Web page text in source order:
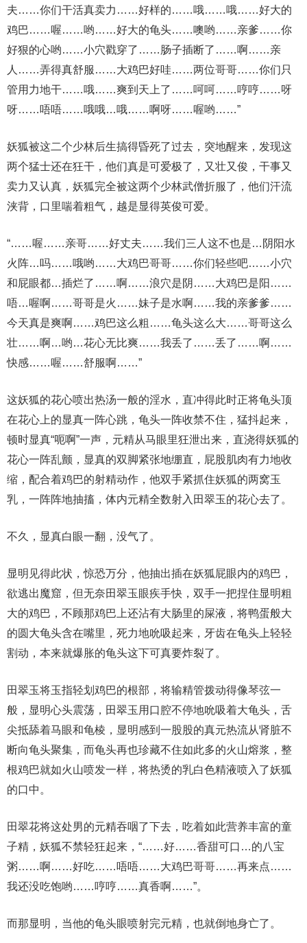
夫……你们干活真卖力……好样的……哦……哦……好大的
鸡巴……喔……哟……好大的龟头……噢哟……亲爹……你
好狠的心哟……小穴戳穿了……肠子插断了……啊……亲
人……弄得真舒服……大鸡巴好哇……两位哥哥……你们只
管用力地干……哦……爽到天上了……呵呵……哼哼……呀
呀……唔唔……哦哦…哦……啊呀……喔哟……”
妖狐被这二个少林后生搞得昏死了过去，突地醒来，发现这
两个猛士还在狂干，他们真是可爱极了，又壮又俊，干事又
卖力又认真，妖狐完全被这两个少林武僧折服了，他们汗流
浃背，口里喘着粗气，越是显得英俊可爱。
“……喔……亲哥……好丈夫……我们三人这不也是…阴阳水
火阵…吗……哦哟……大鸡巴哥哥……你们轻些吧……小穴
和屁眼都…插烂了……啊……浪穴是阴……大鸡巴是阳……
唔…喔啊……哥哥是火……妹子是水啊……我的亲爹爹……
今天真是爽啊……鸡巴这么粗……龟头这么大……哥哥这么
壮……啊…哟…花心无比爽……我丢了……丢了……啊……
快感……喔……舒服啊……”
这妖狐的花心喷出热汤一般的淫水，直冲得此时正将龟头顶
在花心上的显真一阵心跳，龟头一阵收禁不住，猛抖起来，
顿时显真“呃啊”一声，元精从马眼里狂泄出来，直浇得妖狐的
花心一阵乱颤，显真的双脚紧张地绷直，屁股肌肉有力地收
缩，配合着鸡巴的射精动作，他双手紧抓住妖狐的两窝玉
乳，一阵阵地抽搐，体内元精全数射入田翠玉的花心去了。
不久，显真白眼一翻，没气了。
显明见得此状，惊恐万分，他抽出插在妖狐屁眼内的鸡巴，
欲逃出魔窟，但无奈田翠玉眼疾手快，双手一把捏住显明粗
大的鸡巴，不顾那鸡巴上还沾有大肠里的屎液，将鸭蛋般大
的圆大龟头含在嘴里，死力地吮吸起来，牙齿在龟头上轻轻
割动，本来就爆胀的龟头这下可真要炸裂了。
田翠玉将玉指轻划鸡巴的根部，将输精管拨动得像琴弦一
般，显明心头震荡，田翠玉用口腔不停地吮吸着大龟头，舌
尖抵舔着马眼和龟棱，显明感到一股股的真元热流从肾脏不
断向龟头聚集，而龟头再也珍藏不住如此多的火山熔浆，整
根鸡巴就如火山喷发一样，将热烫的乳白色精液喷入了妖狐
的口中。
田翠花将这处男的元精吞咽了下去，吃着如此营养丰富的童
子精，妖狐不禁轻狂起来，“……好……香甜可口…的八宝
粥……啊……好吃……唔唔……大鸡巴哥哥……再来点……
我还没吃饱哟……哼哼……真香啊……”。
而那显明，当他的龟头眼喷射完元精，也就倒地身亡了。